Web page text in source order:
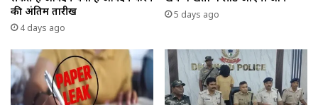
की अंतिम तारीख
4 days ago
5 days ago